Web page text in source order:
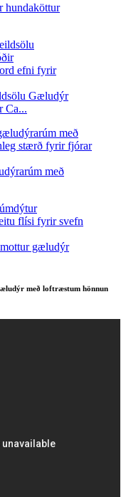
hundaköttur
Gæludýr
Ca...
með
gæludýr
með loftræstum hönnun